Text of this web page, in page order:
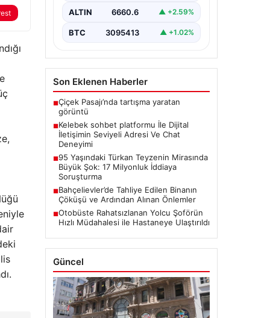
kaliteli bir biçimde irtibat kurması
barındırmaktadır. Günümüzde
ALTIN 6660.6 ▲ +2.59%
BTC 3095413 ▲ +1.02%
Son Eklenen Haberler
■Çiçek Pasajı’nda tartışma yaratan
görüntü
■Kelebek sohbet platformu İle Dijital
İletişimin Seviyeli Adresi Ve Chat
Deneyimi
■95 Yaşındaki Türkan Teyzenin Mirasında
Büyük Şok: 17 Milyonluk İddiaya
Soruşturma
■Bahçelievler’de Tahliye Edilen Binanın
Çöküşü ve Ardından Alınan Önlemler
■Otobüste Rahatsızlanan Yolcu Şoförün
Hızlı Müdahalesi ile Hastaneye Ulaştırıldı
Güncel